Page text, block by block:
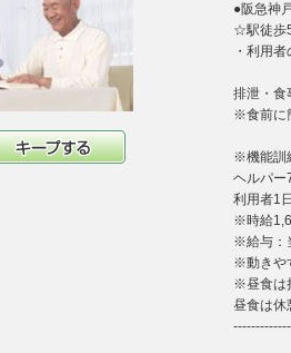
●阪急神
☆駅徒歩
・利用
排泄・食
※食前に
※機能訓
ヘルパー
利用者1
※時給
※給与：
※動きや
※昼食は
昼食は休